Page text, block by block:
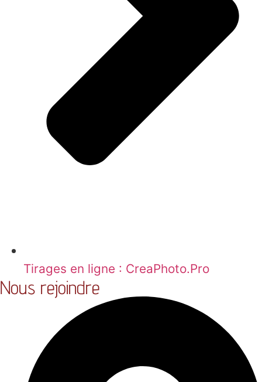
Tirages en ligne : CreaPhoto.Pro
Nous rejoindre